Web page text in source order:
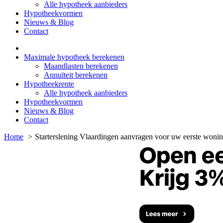
Alle hypotheek aanbieders
Hypotheekvormen
Nieuws & Blog
Contact
Maximale hypotheek berekenen
Maandlasten berekenen
Annuïteit berekenen
Hypotheekrente
Alle hypotheek aanbieders
Hypotheekvormen
Nieuws & Blog
Contact
Home
Starterslening Vlaardingen aanvragen voor uw eerste